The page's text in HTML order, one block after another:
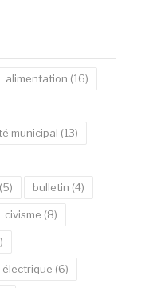
alimentation (16)
municipal (13)
(5) bulletin (4)
civisme (8)
électrique (6)